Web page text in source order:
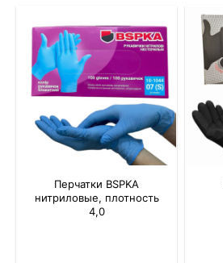
Перчатки BSPKA
нитриловые, плотность
4,0